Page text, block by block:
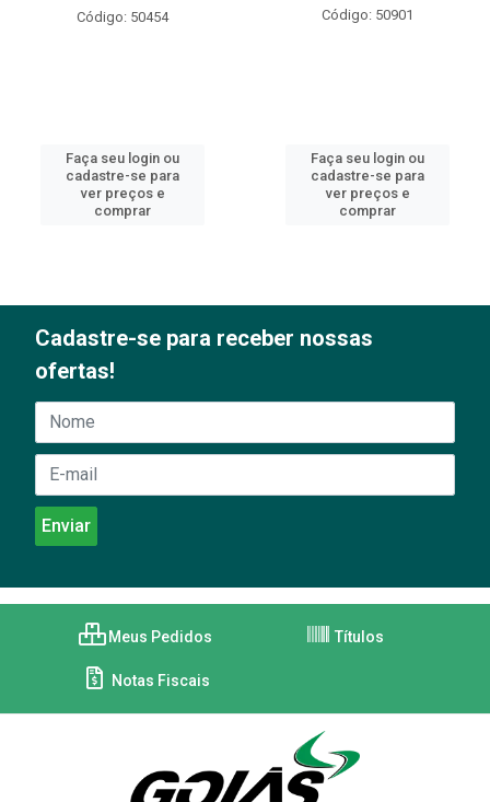
Código: 50454
Faça seu login ou
cadastre-se para
ver preços e
comprar
Código: 50901
Faça seu login ou
cadastre-se para
ver preços e
comprar
Cadastre-se para receber nossas
ofertas!
Meus Pedidos Títulos
Notas Fiscais